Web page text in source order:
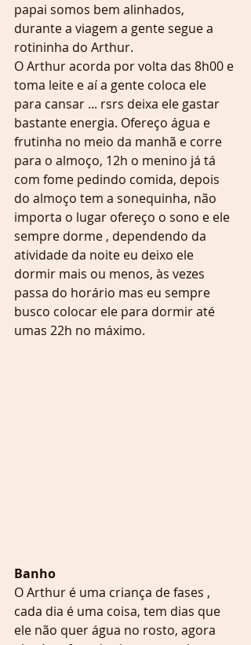
papai somos bem alinhados,
durante a viagem a gente segue a
rotininha do Arthur.
O Arthur acorda por volta das 8h00 e
toma leite e aí a gente coloca ele
para cansar ... rsrs deixa ele gastar
bastante energia. Ofereço água e
frutinha no meio da manhã e corre
para o almoço, 12h o menino já tá
com fome pedindo comida, depois
do almoço tem a sonequinha, não
importa o lugar ofereço o sono e ele
sempre dorme , dependendo da
atividade da noite eu deixo ele
dormir mais ou menos, às vezes
passa do horário mas eu sempre
busco colocar ele para dormir até
umas 22h no máximo.
Banho
O Arthur é uma criança de fases ,
cada dia é uma coisa, tem dias que
ele não quer água no rosto, agora